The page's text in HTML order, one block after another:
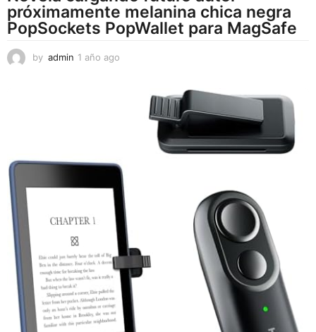
próximamente melanina chica negra
PopSockets PopWallet para MagSafe
by admin 1 año ago